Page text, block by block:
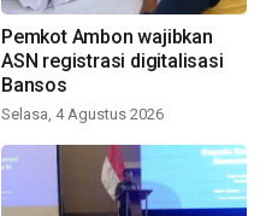
Pemkot Ambon wajibkan
ASN registrasi digitalisasi
Bansos
Selasa, 4 Agustus 2026